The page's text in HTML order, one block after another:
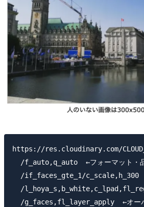
https://res.cloudinary.com/
/f_auto,q_auto  ←フォーマット・
/if_faces_gte_1/c_scale,h_300
/
/g_faces,fl_layer_apply  ←オー